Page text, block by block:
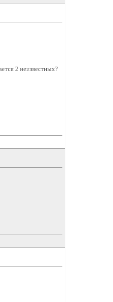
2 неизвестных?